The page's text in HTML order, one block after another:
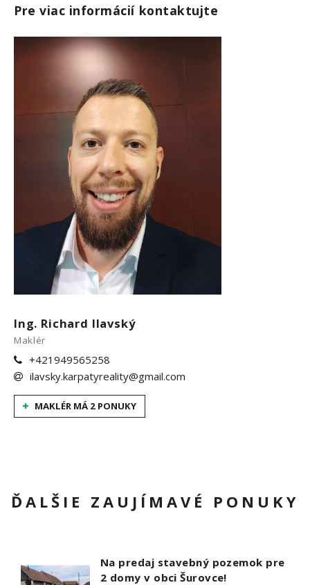
Pre viac informácií kontaktujte
Ing. Richard Ilavský
Maklér
+421949565258
ilavsky.karpatyreality@gmail.com
MAKLÉR MÁ 2 PONUKY
ĎALŠIE ZAUJÍMAVÉ PONUKY
Na predaj stavebný pozemok pre
2 domy v obci Šurovce!